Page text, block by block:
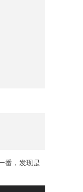
番，发现是